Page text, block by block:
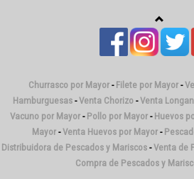
Churrasco por Mayor- Filete por Mayor-
Hamburguesas -Venta Chorizo -Venta
Vacuno por Mayor - Pollo por Mayor - Huevos
Mayor-Venta Huevos por Mayor-
Distribuidora de Pescados y Mariscos-Venta de
Compra de Pescados y